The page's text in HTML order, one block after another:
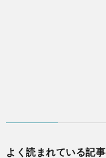
よく読まれている記事